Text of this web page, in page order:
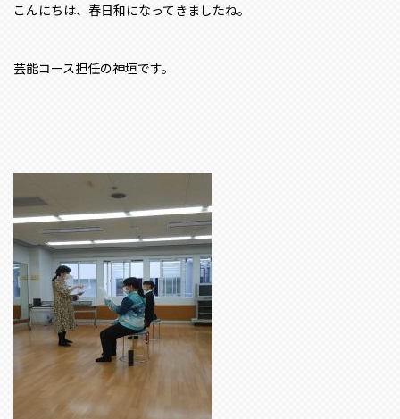
こんにちは、春日和になってきましたね。
芸能コース担任の神垣です。